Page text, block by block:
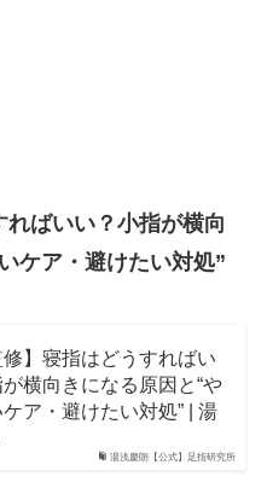
ればいい？小指が横向
ケア・避けたい対処”
湯浅慶朗【公式】足指研究所
修】寝指はどうすればい
横向きになる原因と“や
ア・避けたい対処” | 湯